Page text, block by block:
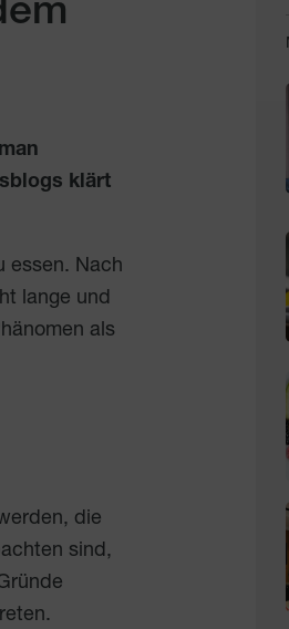
klärt
essen. Nach
lange und
als
die
sind,